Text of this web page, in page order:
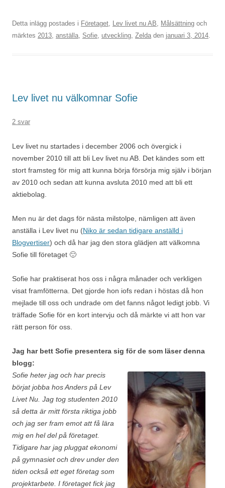
Detta inlägg postades i Företaget, Lev livet nu AB, Målsättning och
märktes 2013, anställa, Sofie, utveckling, Zelda den januari 3, 2014.
Lev livet nu välkomnar Sofie
2 svar
Lev livet nu startades i december 2006 och övergick i
november 2010 till att bli Lev livet nu AB. Det kändes som ett
stort framsteg för mig att kunna börja försörja mig själv i början
av 2010 och sedan att kunna avsluta 2010 med att bli ett
aktiebolag.
Men nu är det dags för nästa milstolpe, nämligen att även
anställa i Lev livet nu (Niko är sedan tidigare anställd i
Blogvertiser) och då har jag den stora glädjen att välkomna
Sofie till företaget 🙂
Sofie har praktiserat hos oss i några månader och verkligen
visat framfötterna. Det gjorde hon iofs redan i höstas då hon
mejlade till oss och undrade om det fanns något ledigt jobb. Vi
träffade Sofie för en kort intervju och då märkte vi att hon var
rätt person för oss.
Jag har bett Sofie presentera sig för de som läser denna
blogg:
Sofie heter jag och har precis
börjat jobba hos Anders på Lev
Livet Nu. Jag tog studenten 2010
så detta är mitt första riktiga jobb
och jag ser fram emot att få lära
mig en hel del på företaget.
Tidigare har jag pluggat ekonomi
på gymnasiet och drev under den
tiden också ett eget företag som
projektarbete. I företaget fick jag